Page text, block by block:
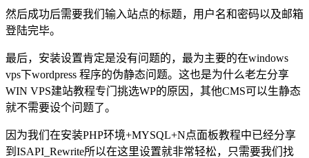
然后成功后需要我们输入站点的标题，用户名和密码以及邮箱
登陆完毕。
最后，安装设置肯定是没有问题的，最为主要的在windows
vps下wordpress 程序的伪静态问题。这也是为什么老左分享
WIN VPS建站教程专门挑选WP的原因，其他CMS可以生静态
就不需要设个问题了。
因为我们在安装PHP环境+MYSQL+N点面板教程中已经分享
到ISAPI_Rewrite所以在这里设置就非常轻松，只需要我们找